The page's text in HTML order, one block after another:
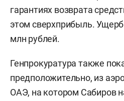
гарантиях возврата
этом сверхприбыль.
млн рублей.
Генпрокуратура также
предположительно, из
ОАЭ, на котором Сабиров